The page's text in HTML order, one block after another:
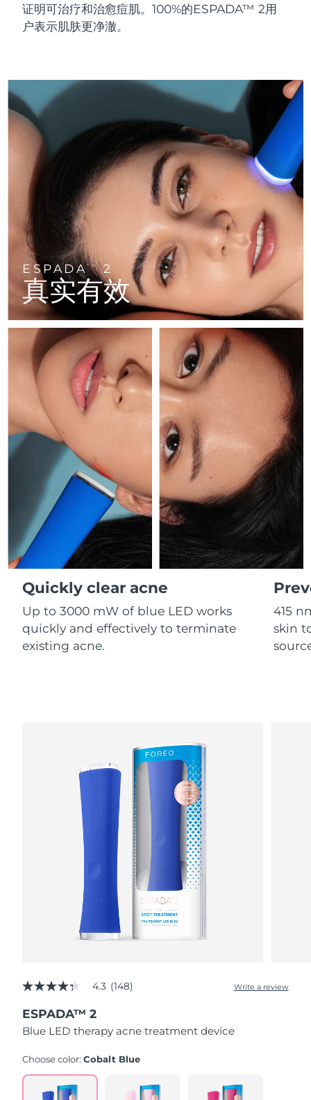
证明可治疗和治愈痘肌。100%的ESPADA™ 2用
户表示肌肤更净澈。
ESPADATM2
真实有效
Quickly clear acne
Up to 3000 mW of blue LED works
quickly and effectively to terminate
existing acne.
415
skin
4.3
of
5
stars,
rating
Read
4.3 (148) Write a review
ESPADA™ 2
Blue LED therapy acne treatment device
Choose color:Cobalt Blue
LUNA™ 4 Plus
LUNA™ 4 Men
For men, anti-aging massage
LUNA™ 4 mini
For young skin, T-zone
LUNA™ 4 go
For travel or gym bag
LUNA™ 护肤
Premium cleansers & balm
LUNA™ 设备
All facial cleansing devices
BEAR™ 2 go
BEAR™ 2 eyes & lips
Microcurrent line smoothing device
面部提拉护理
Premium anti-aging skincare
BEAR™ 设备
All premium facelift devices
补水保湿
Near-infrared and red light therapy
UFO™ 3 mini
Red light therapy device for young skin
UFO™ 3 go
Portable red light therapy
面膜
Rejuvenation & hydration
UFO™ 设备
All deep facial hydration devices
issa™ 4 plus
Smart hybrid silicone sonic toothbrush
issa™ 4 smile
Hybrid silicone sonic toothbrush
issa™ 4 baby
For ages 0-3
issa™ Teeth Whitening Set
Dual LED + sonic device & 18% PAP gel
ISSA™ 设备
All silicone sonic toothbrushes
FAQ™ 101
Clinical anti-aging
FAQ™ 102
Advanced clinical anti-aging
FAQ™ 103
Luxurious clinical anti-aging set
FAQ™ P1 Primer
Manuka honey primer
FAQ™护肤品
All FAQ™ skincare
FAQ™产品
All anti-aging treatments
LED治疗
NEW
FAQ™ 201
LED mask
FAQ™ 202
LED mask
FAQ™ 211
Anti-aging neck & décolleté LED mask
FAQ™ 221
Anti-aging LED hand mask
FAQ™护肤品
All FAQ™ skincare
FAQ™产品
All LED treatments
生发
FAQ™ 301
LED hair strengthening scalp massager
FAQ™ Scalp Serum
Scalp recovery probiotic serum
FAQ™护肤品
All FAQ™ skincare
FAQ™产品
All hair treatments
肌肤年轻化
NEW
FAQ™ 501
Full-Spectrum Red Light Therapy
FAQ™ 502
Full-Spectrum Red Light Therapy
FAQ™ Red Light Serum
FAQ™ skincare
All FAQ™ skincare
FAQ™ products
All toning treatments
保健品
NEW
专业治疗
脱毛
PEACH™ 2 Pro Max
Professional IPL hair removal device
PEACH™ 2
IPL hair removal
Travel-friendly IPL hair removal
身体护理
BEAR™ 2 body
Microcurrent body toning
LUNA™ 4 body
Massaging body brush
Firming body serum
痘肌护理
ESPADA™ 2 plus
Recurring acne LED therapy
ESPADA™ 2
Acne treatment device
ESPADA™ 设备
All acne treatment devices
眼部护理
BEAR™ 2 eyes & lips
Microcurrent line smoothing device
IRIS™ 2
Rejuvenating eye massager
眼部护理设备
All revitalizing eye massagers
毛孔护理
KIWI™ derma
Diamond microdermabrasion .
KIWI™ 皮肤护理
Advanced pore care essentials
LUNA™ 4 hair
2-in-1 LED scalp massager
LUNA™ Dual-Peptide Scalp
Serum
For healthy hair
NEW
issa™ Teeth Whitening Gel
18% PAP
男士
关于我们
波斯尼亚和黑塞哥维那 预计送达日期12/08/2026
加拿大 预计送达日期13/08/2026
智利 预计送达日期13/08/2026
中国 预计送达日期09/08/2026
哥伦比亚 预计送达日期
克罗地亚 预计送达日期 09/08/2026
塞浦路斯 10/08/2026
捷克 09/08/2026
丹麦 预计送达日期09/08/2026
爱沙尼亚 预计送达日期 09/08/2026
芬兰 预计送达日期 09/08/2026
法国 预计送达日期 09/08/2026
法属波利尼西亚 预计送达日期 13/08/2026
德国 预计送达日期09/08/2026
直布罗陀 预计送达日期13/08/2026
希腊 预计送达日期09/08/2026
中国香港特别行政区 10/08/2026
匈牙利 预计送达日期09/08/2026
预计送达日期
预计送达日期
预计送达日期
预计送达日期
预计送达日期
拉脱维亚 预计送达日期09/08/2026
黎巴嫩
立陶宛
卢森堡 预计送达日期09/08/2026